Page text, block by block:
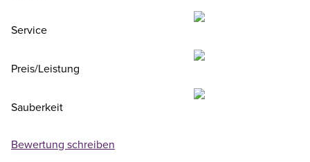
Service
Preis/Leistung
Sauberkeit
Bewertung schreiben